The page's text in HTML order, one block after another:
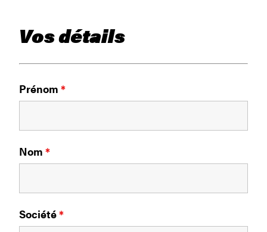
Vos détails
Prénom*
Nom*
Société*